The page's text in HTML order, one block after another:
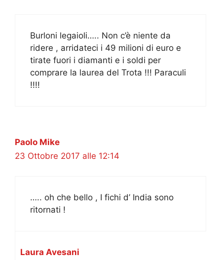
Burloni legaioli….. Non c’è niente da
ridere , arridateci i 49 milioni di euro e
tirate fuori i diamanti e i soldi per
comprare la laurea del Trota !!! Paraculi
!!!!
Paolo Mike
23 Ottobre 2017 alle 12:14
….. oh che bello , I fichi d’ India sono
ritornati !
Laura Avesani